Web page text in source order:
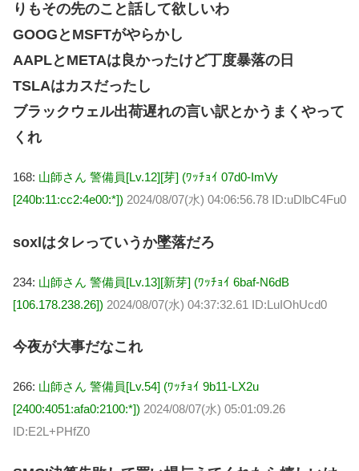
りもその先のこと話して欲しいわ
GOOGとMSFTがやらかし
AAPLとMETAは良かったけど丁度暴落の日
TSLAはカスだったし
ブラックウェル出荷遅れの言い訳とかうまくやって
くれ
168: 山師さん 警備員[Lv.12][芽] (ﾜｯﾁｮｲ 07d0-ImVy
[240b:11:cc2:4e00:*]) 2024/08/07(水) 04:06:56.78 ID:uDlbC4Fu0
soxlはタレっていうか墜落だろ
234: 山師さん 警備員[Lv.13][新芽] (ﾜｯﾁｮｲ 6baf-N6dB
[106.178.238.26]) 2024/08/07(水) 04:37:32.61 ID:LuIOhUcd0
今夜が大事だなこれ
266: 山師さん 警備員[Lv.54] (ﾜｯﾁｮｲ 9b11-LX2u
[2400:4051:afa0:2100:*]) 2024/08/07(水) 05:01:09.26
ID:E2L+PHfZ0